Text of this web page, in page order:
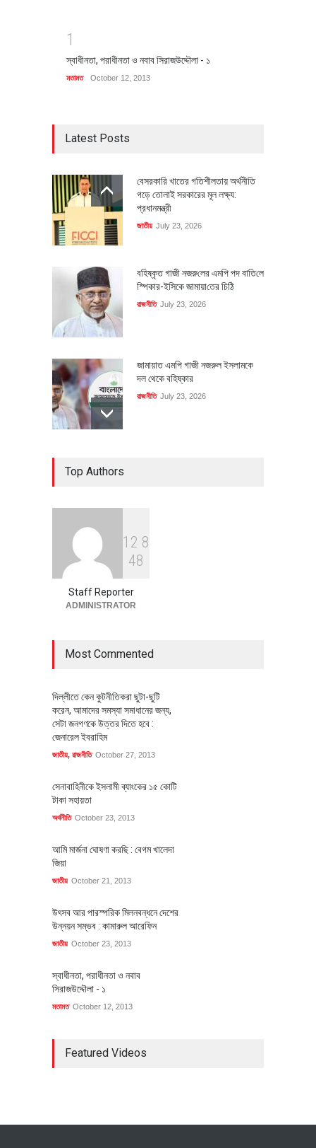
1
স্বাধীনতা, পরাধীনতা ও নবাব সিরাজউদ্দৌলা - ১
মতামত October 12, 2013
Latest Posts
বেসরকারি খাতের গতিশীলতায় অর্থনীতি
গড়ে তোলাই সরকারের মূল লক্ষ্য:
প্রধানমন্ত্রী
জাতীয় July 23, 2026
বহিষ্কৃত গাজী নজরু‌লের এম‌পি পদ বা‌তি‌লে
স্পিকার-ইসিকে জামায়া‌তের চি‌ঠি
রাজনীতি July 23, 2026
জামায়াত এমপি গাজী নজরুল ইসলামকে
দল থেকে বহিষ্কার
রাজনীতি July 23, 2026
বৈশ্বিক প্রতিযোগিতা সক্ষমতা বাড়াতে
পোশাক শিল্পে নতুন উদ্যোগ
Top Authors
1 2 8
48
Staff Reporter
ADMINISTRATOR
Most Commented
দিল্লীতে কেন কুটনীতিকরা ছুটা-ছুটি
করেন, আমাদের সমস্যা সমাধানের জন্য,
সেটা জনগণকে উত্তর দিতে হবে :
জেনারেল ইবরাহিম
জাতীয়, রাজনীতি October 27, 2013
সেনাবাহিনীকে ইসলামী ব্যাংকের ১৫ কোটি
টাকা সহায়তা
অর্থনীতি October 23, 2013
আমি মার্জনা ঘোষণা করছি : বেগম খালেদা
জিয়া
জাতীয় October 21, 2013
উৎসব আর পারস্পরিক মিলনবন্ধনে দেশের
উন্নয়ন সম্ভব : কামারুল আরেফিন
জাতীয় October 23, 2013
স্বাধীনতা, পরাধীনতা ও নবাব
সিরাজউদ্দৌলা - ১
মতামত October 12, 2013
Featured Videos